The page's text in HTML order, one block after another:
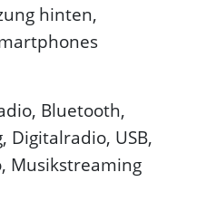
hinten,
Bluetooth,
Digitalradio, USB,
Musikstreaming